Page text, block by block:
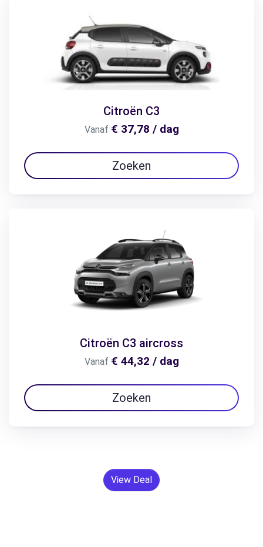
Citroën C3
Vanaf € 37,78 / dag
Zoeken
Citroën C3 aircross
Vanaf € 44,32 / dag
Zoeken
View Deal